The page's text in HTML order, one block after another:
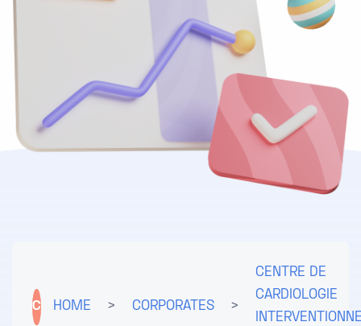
C HOME > CORPORATES >
CENTRE DE
CARDIOLOGIE